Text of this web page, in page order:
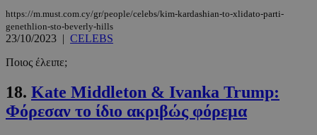
https://m.must.com.cy/gr/people/celebs/kim-kardashian-to-xlidato-parti-
genethlion-sto-beverly-hills
23/10/2023 | CELEBS
Ποιος έλειπε;
18. Kate Middleton & Ivanka Trump:
Φόρεσαν το ίδιο ακριβώς φόρεμα